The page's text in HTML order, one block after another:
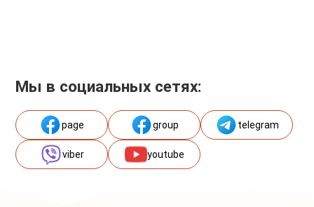
Мы в социальных сетях:
page group telegram
viber youtube